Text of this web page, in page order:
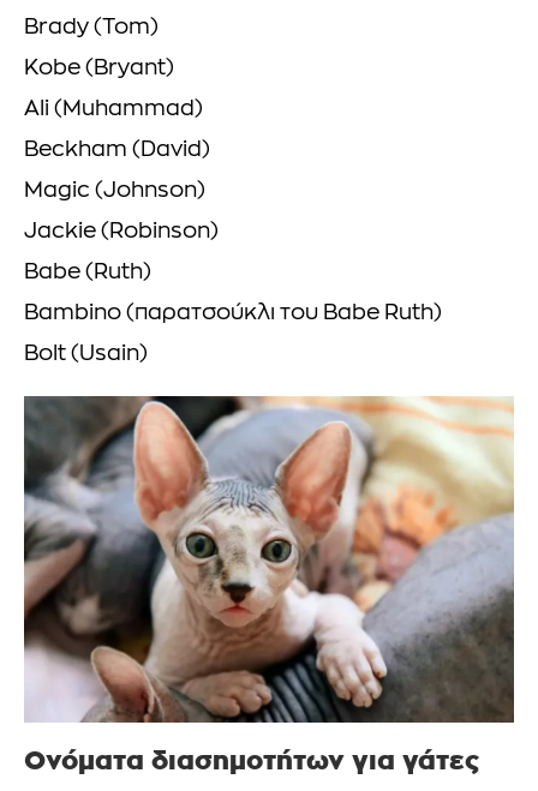
Brady (Tom)
Kobe (Bryant)
Ali (Muhammad)
Beckham (David)
Magic (Johnson)
Jackie (Robinson)
Babe (Ruth)
Bambino (παρατσούκλι του Babe Ruth)
Bolt (Usain)
Ονόματα διασημοτήτων για γάτες